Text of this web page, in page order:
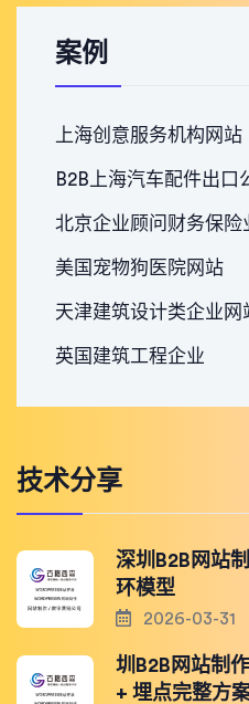
案例
上海创意服务机构网站
B2B上海汽车配件出口
北京企业顾问财务保险
美国宠物狗医院网站
天津建筑设计类企业网
英国建筑工程企业
技术分享
深圳B2B网站
环模型
2026-03-31
圳B2B网站制
+ 埋点完整方案